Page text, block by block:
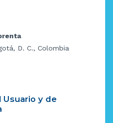
D. C., Colombia
Usuario y de